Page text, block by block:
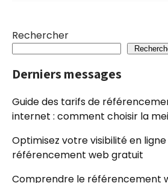
Rechercher
Derniers messages
Guide des tarifs de
internet : comment choisir la
Optimisez votre visibilité en
référencement web gratuit
Comprendre le référencement